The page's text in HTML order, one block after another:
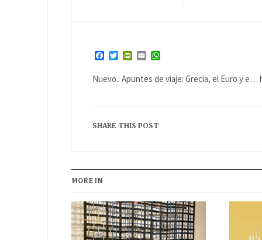
Facebook
TwitterPrintFriendly
Email
Nuevo.: Apuntes de viaje: Grecia, el Euro y
SHARE THIS POST
MORE IN